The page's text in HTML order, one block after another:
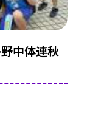
野中体連秋